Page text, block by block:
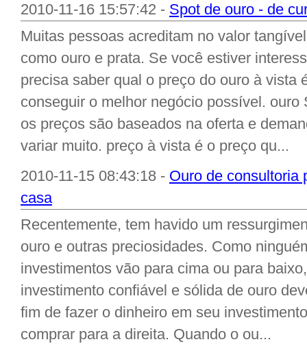
2010-11-16 15:57:42 - Spot de ouro - de
Muitas pessoas acreditam no valor
como ouro e prata. Se você estiver
precisa saber qual o preço do ouro à vista
conseguir o melhor negócio possível.
os preços são baseados na oferta e
variar muito. preço à vista é o preço qu...
2010-11-15 08:43:18 - Ouro de consultoria
casa
Recentemente, tem havido um
ouro e outras preciosidades. Como
investimentos vão para cima ou para
investimento confiável e sólida de ouro
fim de fazer o dinheiro em seu
comprar para a direita. Quando o ou...